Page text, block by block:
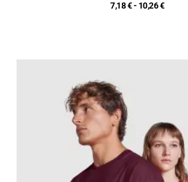
7,18€- 10,26€
a
13,03 €